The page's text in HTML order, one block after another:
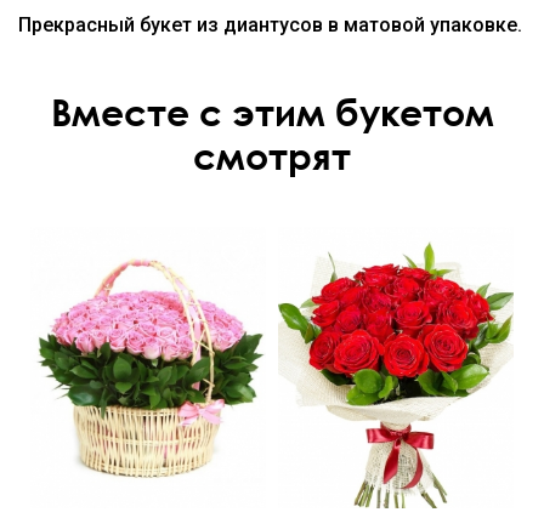
Прекрасный букет из диантусов в матовой упаковке.
Вместе с этим букетом
смотрят